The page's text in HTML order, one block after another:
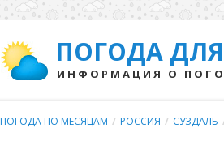
ПОГОДА
ИНФОРМАЦИЯ О
ПОГОДА ПО МЕСЯЦАМ / РОССИЯ / СУЗДАЛЬ